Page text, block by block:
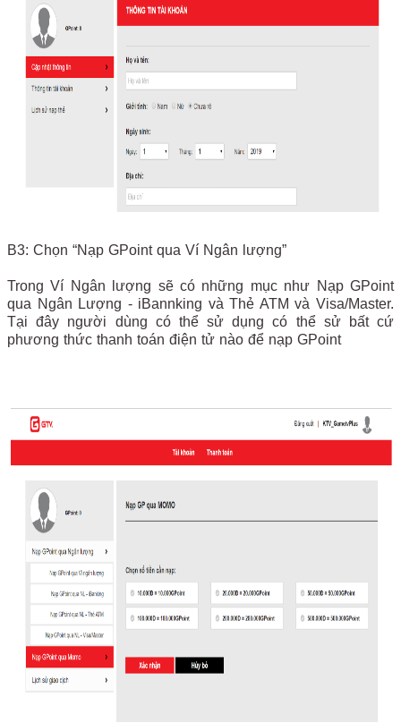
B3: Chọn “Nạp GPoint qua Ví Ngân lượng”
Trong Ví Ngân lượng sẽ có những mục như Nạp GPoint
qua Ngân Lượng - iBannking và Thẻ ATM và Visa/Master.
Tại đây người dùng có thể sử dụng có thể sử bất cứ
phương thức thanh toán điện tử nào để nạp GPoint